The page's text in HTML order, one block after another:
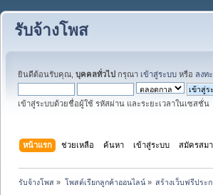
รับจ้างโพส
ยินดีต้อนรับคุณ, บุคคลทั่วไป กรุณา เข้าสู่ระบบ หรือ ลงท
เข้าสู่ระบบด้วยชื่อผู้ใช้ รหัสผ่าน และระยะเวลาในเซสชั่น
หน้าแรก ช่วยเหลือ ค้นหา เข้าสู่ระบบ สมัครสม
รับจ้างโพส » โพสต์เรียกลูกค้าออนไลน์» สร้างเว็บฟรีประ